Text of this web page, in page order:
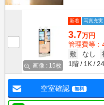
画像 : 15枚
新着 写真充実
3.7万円
管理費等：
敷
なし
1階
1K
空室確認 無料